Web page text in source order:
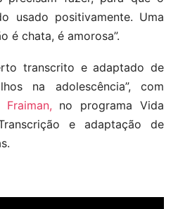
usado positivamente. Uma
é chata, é amorosa”.
transcrito e adaptado de
na adolescência”, com
Fraiman, no programa Vida
e adaptação de